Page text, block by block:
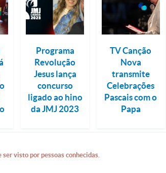
Programa
Revolução
Jesus lança
concurso
ligado ao hino
da JMJ 2023
TV Canção
Nova
transmite
Celebrações
Pascais com o
Papa
visto por pessoas conhecidas.